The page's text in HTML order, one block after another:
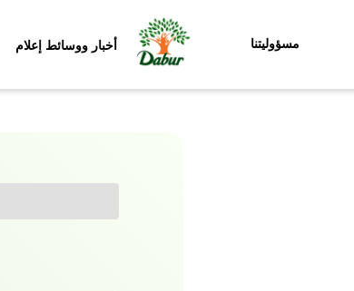
مسؤوليتنا أخبار ووسائط إعلام